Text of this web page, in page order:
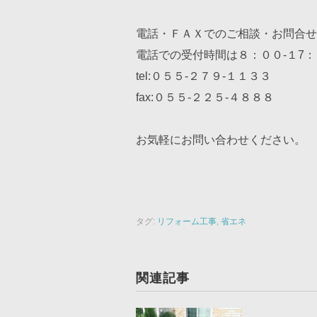
電話・ＦＡＸでのご相談・お問合せ
電話での受付時間は８：００-１7
tel:０５５-２７９-１１３３
fax:０５５-２２５-４８８８
お気軽にお問い合わせください。
タグ: リフォーム工事, 省エネ
関連記事